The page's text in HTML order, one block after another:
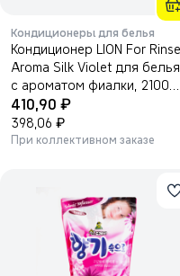
Кондиционеры для белья
Кондиционер LION For Rinse
Aroma Silk Violet для белья
с ароматом фиалки, 2100
мл
410,90 ₽
398,06 ₽
При коллективном заказе